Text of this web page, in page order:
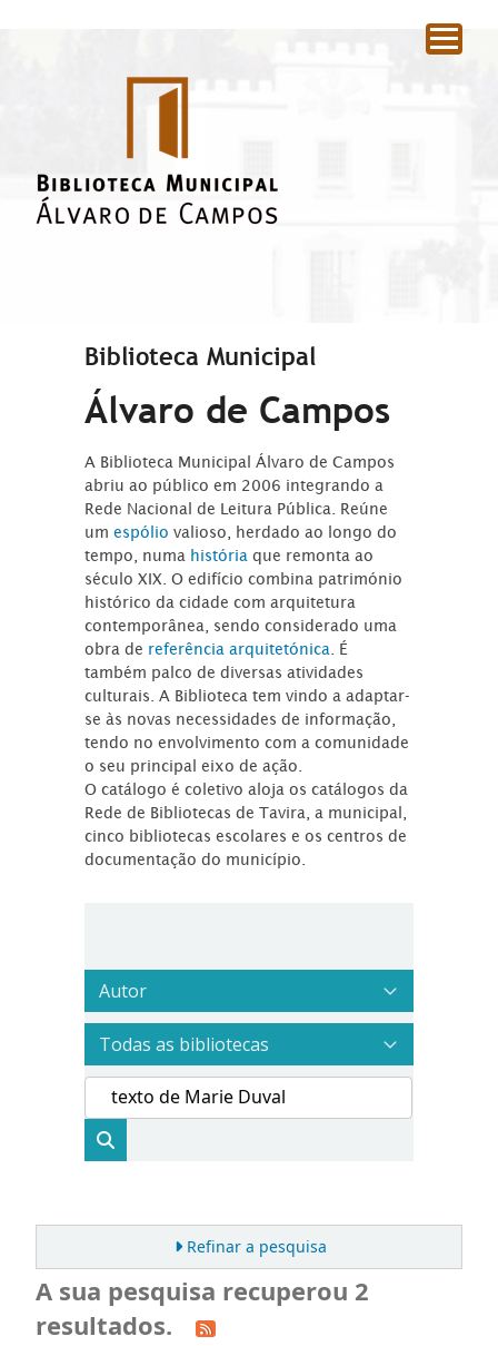
Biblioteca Municipal
Álvaro de Campos
A Biblioteca Municipal Álvaro de Campos
abriu ao público em 2006 integrando a
Rede Nacional de Leitura Pública. Reúne
umespóliovalioso, herdado ao longo do
tempo, numa história que remonta ao
século XIX. O edifício combina património
histórico da cidade com arquitetura
contemporânea, sendo considerado uma
obra de referência arquitetónica . É
também palco de diversas atividades
culturais. A Biblioteca tem vindo a adaptar-
se às novas necessidades de informação,
tendo no envolvimento com a comunidade
o seu principal eixo de ação.
O catálogo é coletivo aloja os catálogos da
Rede de Bibliotecas de Tavira, a municipal,
cinco bibliotecas escolares e os centros de
documentação do município.
Refinar a pesquisa
A sua pesquisa recuperou 2
resultados.